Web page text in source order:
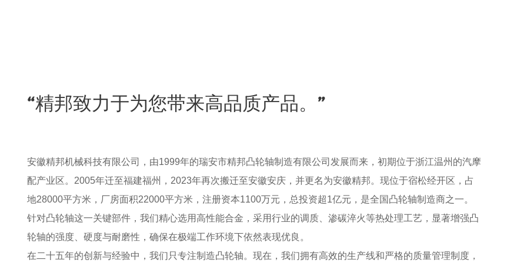
“精邦致力于为您带来高品质产品。”
安徽精邦机械科技有限公司，由1999年的瑞安市精邦凸轮轴制造有限公司发展而来，初期位于浙江温州的汽摩
配产业区。2005年迁至福建福州，2023年再次搬迁至安徽安庆，并更名为安徽精邦。现位于宿松经开区，占
地28000平方米，厂房面积22000平方米，注册资本1100万元，总投资超1亿元，是全国凸轮轴制造商之一。
针对凸轮轴这一关键部件，我们精心选用高性能合金，采用行业的调质、渗碳淬火等热处理工艺，显著增强凸
轮轴的强度、硬度与耐磨性，确保在极端工作环境下依然表现优良。
在二十五年的创新与经验中，我们只专注制造凸轮轴。现在，我们拥有高效的生产线和严格的质量管理制度，